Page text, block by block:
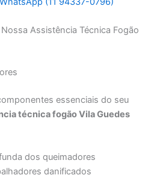
Assistência Técnica Fogão
essenciais do seu
técnica fogão Vila Guedes
dos queimadores
danificados